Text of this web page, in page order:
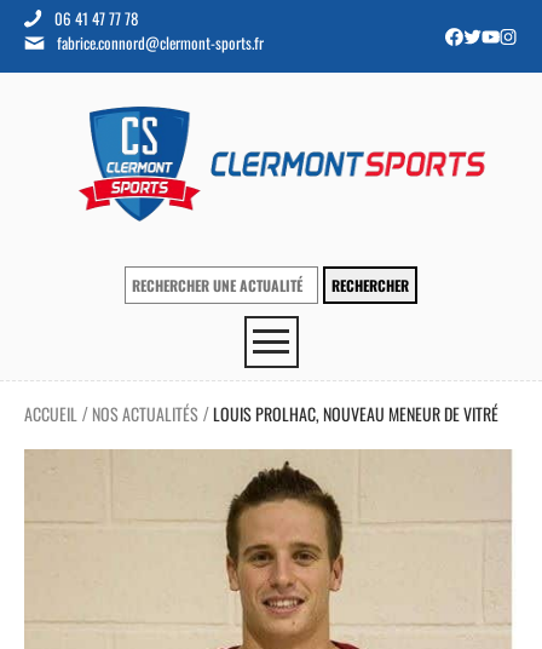
06 41 47 77 78
fabrice.connord@clermont-sports.fr
ACCUEIL / NOS ACTUALITÉS /LOUIS PROLHAC, NOUVEAU MENEUR DE VITRÉ